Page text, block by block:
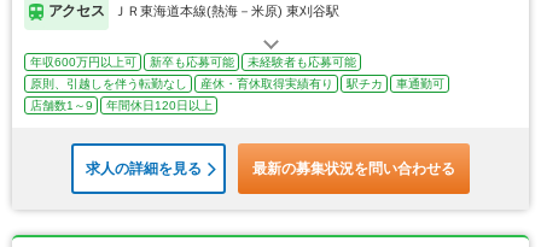
アクセス ＪＲ東海道本線(熱海－米原) 東刈谷駅
年収600万円以上可 新卒も応募可能
未経験者も応募可能
原則、引越しを伴う転勤なし
産休・育休取得実績有り 駅チカ
車通勤可
店舗数1～9
年間休日120日以上
求人の詳細を見る 最新の募集状況を問い合わせる